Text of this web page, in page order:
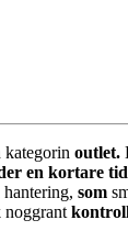
kategorin outlet.
en kortare tid
hantering, som
noggrant